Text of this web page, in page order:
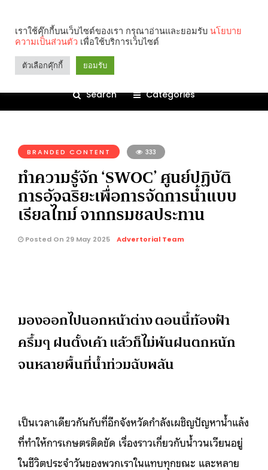
Search Categories
BRANDED CONTENT 333
ทำความรู้จัก ‘SWOC’ ศูนย์ปฏิบัติ
การอัจฉริยะเพื่อการจัดการน้ำแบบ
เรียลไทม์ จากกรมชลประทาน
Posted On 29 May 2025 Advertorial Team
มองออกไปนอกหน้าต่าง ตอนนี้ท้องฟ้า
ครึ้มๆ ฝนตั้งเค้า แล้วก็ไม่พ้นฝนตกหนัก
จนหลายพื้นที่น้ำท่วมฉับพลัน
เป็นเวลาเดียวกันกับที่อีกจังหวัดกำลังเผชิญปัญหาน้ำแล้ง
ที่ทำให้การเกษตรติดขัด เรื่องราวเกี่ยวกับน้ำวนเวียนอยู่
ในชีวิตประจำวันของพวกเราในแทบทุกขณะ และหลาย
เราใช้คุ๊กกี้บนเว็บไซต์ของเรา กรุณาอ่านและยอมรับ นโยบาย
ความเป็นส่วนตัว เพื่อใช้บริการเว็บไซต์
ตัวเลือกคุ๊กกี้ ยอมรับ